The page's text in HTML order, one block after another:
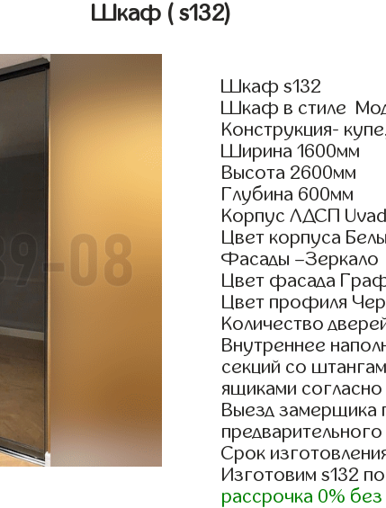
Шкаф ( s132)
Шкаф s132
Шкаф в стиле
Конструкция-
Ширина 1600мм
Высота 2600мм
Глубина 600мм
Корпус ЛДСП
Цвет корпуса
Фасады –Зеркало
Цвет фасада
Цвет профиля
Количество
Внутреннее
секций со
ящиками согласно
Выезд замерщика
Срок
Изготовим s132
рассрочка 0%